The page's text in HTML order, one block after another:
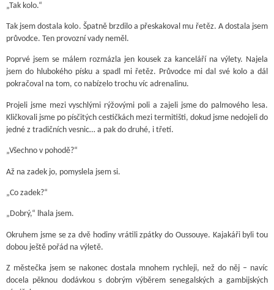
„Tak kolo.“
Tak jsem dostala kolo. Špatně brzdilo a přeskakoval mu řetěz. A dostala jsem
průvodce. Ten provozní vady neměl.
Poprvé jsem se málem rozmázla jen kousek za kanceláří na výlety. Najela
jsem do hlubokého písku a spadl mi řetěz. Průvodce mi dal své kolo a dál
pokračoval na tom, co nabízelo trochu víc adrenalinu.
Projeli jsme mezi vyschlými rýžovými poli a zajeli jsme do palmového lesa.
Kličkovali jsme po písčitých cestičkách mezi termitišti, dokud jsme nedojeli do
jedné z tradičních vesnic… a pak do druhé, i třetí.
„Všechno v pohodě?“
Až na zadek jo, pomyslela jsem si.
„Co zadek?“
„Dobrý,“ lhala jsem.
Okruhem jsme se za dvě hodiny vrátili zpátky do Oussouye. Kajakáři byli tou
dobou ještě pořád na výletě.
Z městečka jsem se nakonec dostala mnohem rychleji, než do něj – navíc
docela pěknou dodávkou s dobrým výběrem senegalských a gambijských